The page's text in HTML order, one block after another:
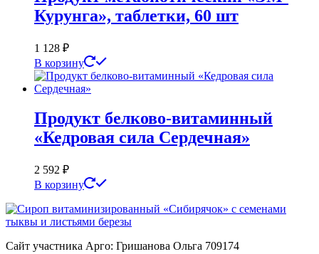
Курунга», таблетки, 60 шт
1 128 ₽
В корзину
Продукт белково-витаминный
«Кедровая сила Сердечная»
2 592 ₽
В корзину
Сайт участника Арго: Гришанова Ольга 709174